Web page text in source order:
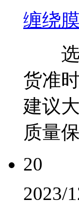
缠绕
选择
货准
建议
质量
20
2023/